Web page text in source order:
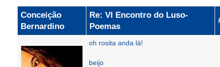
Conceição
Bernardino
Re: VI Encontro do Luso-
Poemas
oh rosita anda lá!
beijo